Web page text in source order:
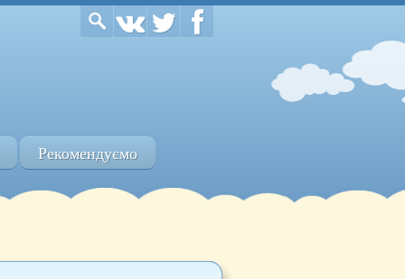
Рекомендуємо